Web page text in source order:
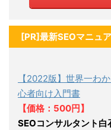
[PR]最新SEOマニュ
【2022版】世界一わ
心者向け入門書
【価格：500円】
SEOコンサルタント